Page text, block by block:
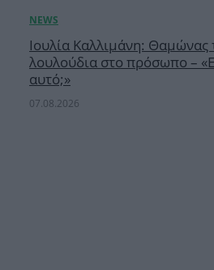
Ιουλία Καλλιμάνη: Θαμώνας
λουλούδια στο πρόσωπο –
αυτό;»
07.08.2026